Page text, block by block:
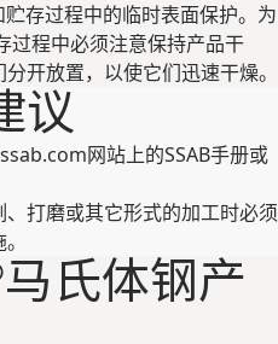
存过程中的临时表⾯保护。为
过程中必须注意保持产品⼲
开放置，以使它们迅速⼲燥。
议
⽹站上的SSAB⼿册或
打磨或其它形式的加⼯时必须
氏体钢产